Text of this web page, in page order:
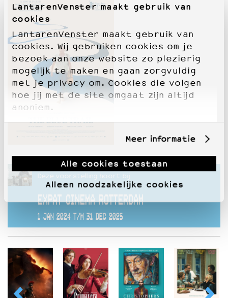
LantarenVenster maakt gebruik van
cookies
LantarenVenster maakt gebruik van
cookies. Wij gebruiken cookies om je
bezoek aan onze website zo plezierig
mogelijk te maken en gaan zorgvuldig
met je privacy om. Cookies die volgen
hoe jij met de site omgaat zijn altijd
anoniem.
Meer informatie
Alle cookies toestaan
Alleen noodzakelijke cookies
Deze voorstelling hoort bij
EXPAT CINEMA ROTTERDAM
1 JAN 2024 T/M 31 DEC 2025